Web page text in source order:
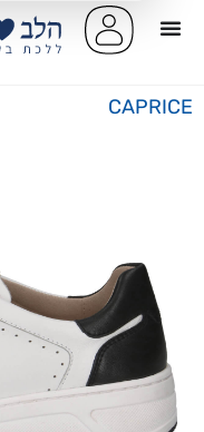
CAPRICE